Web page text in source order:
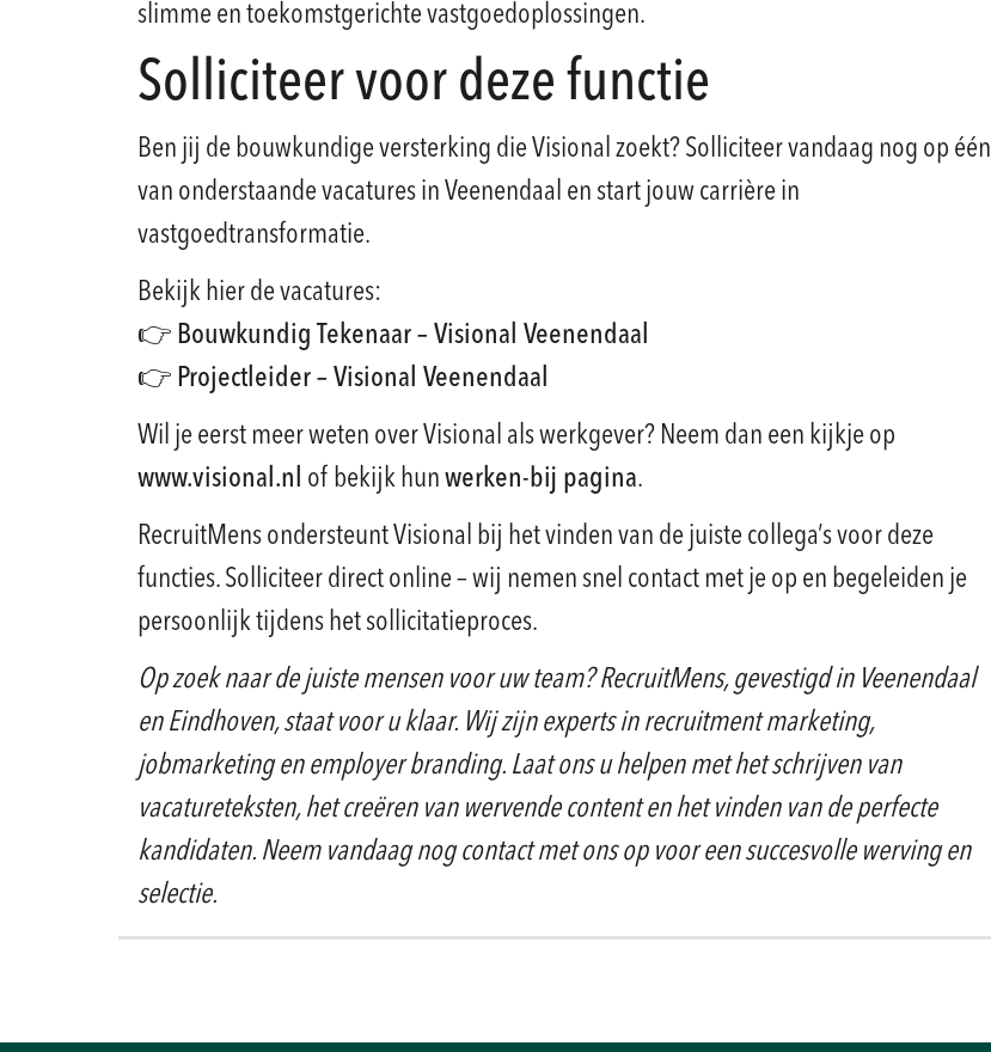
slimme en toekomstgerichte vastgoedoplossingen.
Solliciteer voor deze functie
Ben jij de bouwkundige versterking die Visional zoekt? Solliciteer vandaag nog op één
van onderstaande vacatures in Veenendaal en start jouw carrière in
vastgoedtransformatie.
Bekijk hier de vacatures:
👉 Bouwkundig Tekenaar – Visional Veenendaal
👉 Projectleider – Visional Veenendaal
Wil je eerst meer weten over Visional als werkgever? Neem dan een kijkje op
www.visional.nl of bekijk hun werken-bij pagina.
RecruitMens ondersteunt Visional bij het vinden van de juiste collega’s voor deze
functies. Solliciteer direct online – wij nemen snel contact met je op en begeleiden je
persoonlijk tijdens het sollicitatieproces.
Op zoek naar de juiste mensen voor uw team? RecruitMens, gevestigd in Veenendaal
en Eindhoven, staat voor u klaar. Wij zijn experts in recruitment marketing,
jobmarketing en employer branding. Laat ons u helpen met het schrijven van
vacatureteksten, het creëren van wervende content en het vinden van de perfecte
kandidaten. Neem vandaag nog contact met ons op voor een succesvolle werving en
selectie.